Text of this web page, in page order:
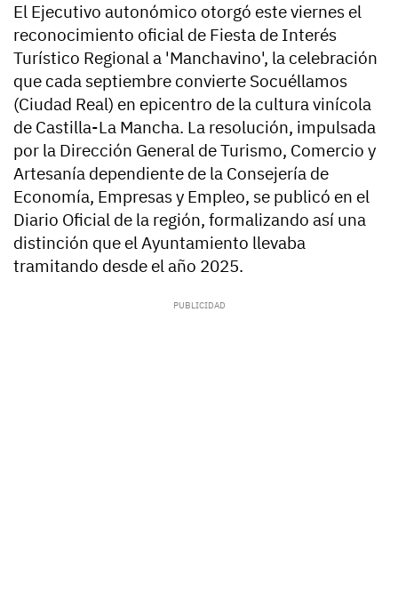
El Ejecutivo autonómico otorgó este viernes el
reconocimiento oficial de Fiesta de Interés
Turístico Regional a 'Manchavino', la celebración
que cada septiembre convierte Socuéllamos
(Ciudad Real) en epicentro de la cultura vinícola
de Castilla-La Mancha. La resolución, impulsada
por la Dirección General de Turismo, Comercio y
Artesanía dependiente de la Consejería de
Economía, Empresas y Empleo, se publicó en el
Diario Oficial de la región, formalizando así una
distinción que el Ayuntamiento llevaba
tramitando desde el año 2025.